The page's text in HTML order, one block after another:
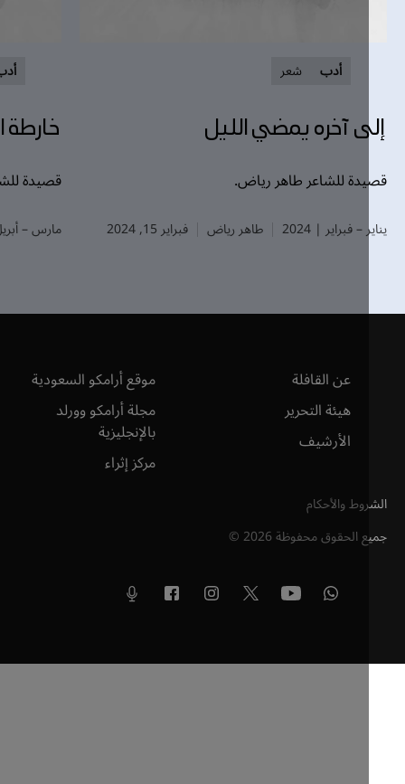
شعر
آخره يمضي الليل
للشاعر طاهر رياض.
فبراير | 2024 طاهر رياض فبراير 15, 2024
خارطة
قصيدة للشاعر
مارس – أبريل | 2025
عن القافلة
هيئة التحرير
الأرشيف
موقع أرامكو السعودية
مجلة أرامكو وورلد
بالإنجليزية
مركز إثراء
والأحكام
الحقوق محفوظة2026
©